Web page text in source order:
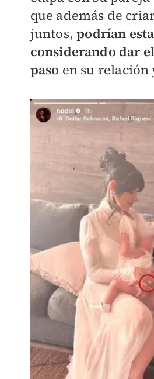
que además de
juntos,podrían
considerando dar
paso en su relación